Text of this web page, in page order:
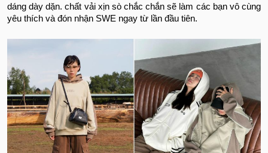
dáng dày dặn. chất vải xịn sò chắc chắn sẽ làm các bạn vô cùng
yêu thích và đón nhận SWE ngay từ lần đầu tiên.